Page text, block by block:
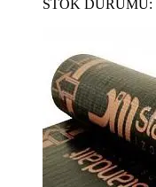
STOK DURUMU: